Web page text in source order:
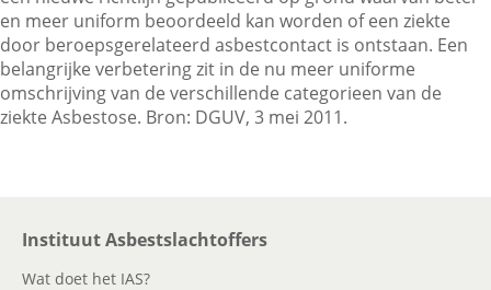
Contactgegevens
en meer uniform beoordeeld kan worden of een ziekte
door beroepsgerelateerd asbestcontact is ontstaan. Een
belangrijke verbetering zit in de nu meer uniforme
omschrijving van de verschillende categorieen van de
ziekte Asbestose. Bron: DGUV, 3 mei 2011.
Instituut Asbestslachtoffers
Wat doet het IAS?